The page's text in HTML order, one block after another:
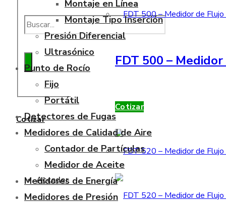
Cotizar
Acceder
FDT 500 –
Cotizar
Montaje en Línea
Montaje Tipo Inserción
Presión Diferencial
Ultrasónico
Punto de Rocío
Fijo
Portátil
Detectores de Fugas
Medidores de Calidad de Aire
Contador de Partículas
Medidor de Aceite
Medidores de Energía
Medidores de Presión